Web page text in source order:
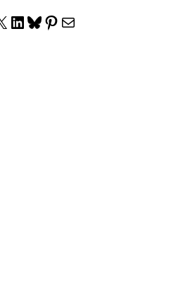
LinkedIn
Bluesky
Pinterest
Correo electrónico